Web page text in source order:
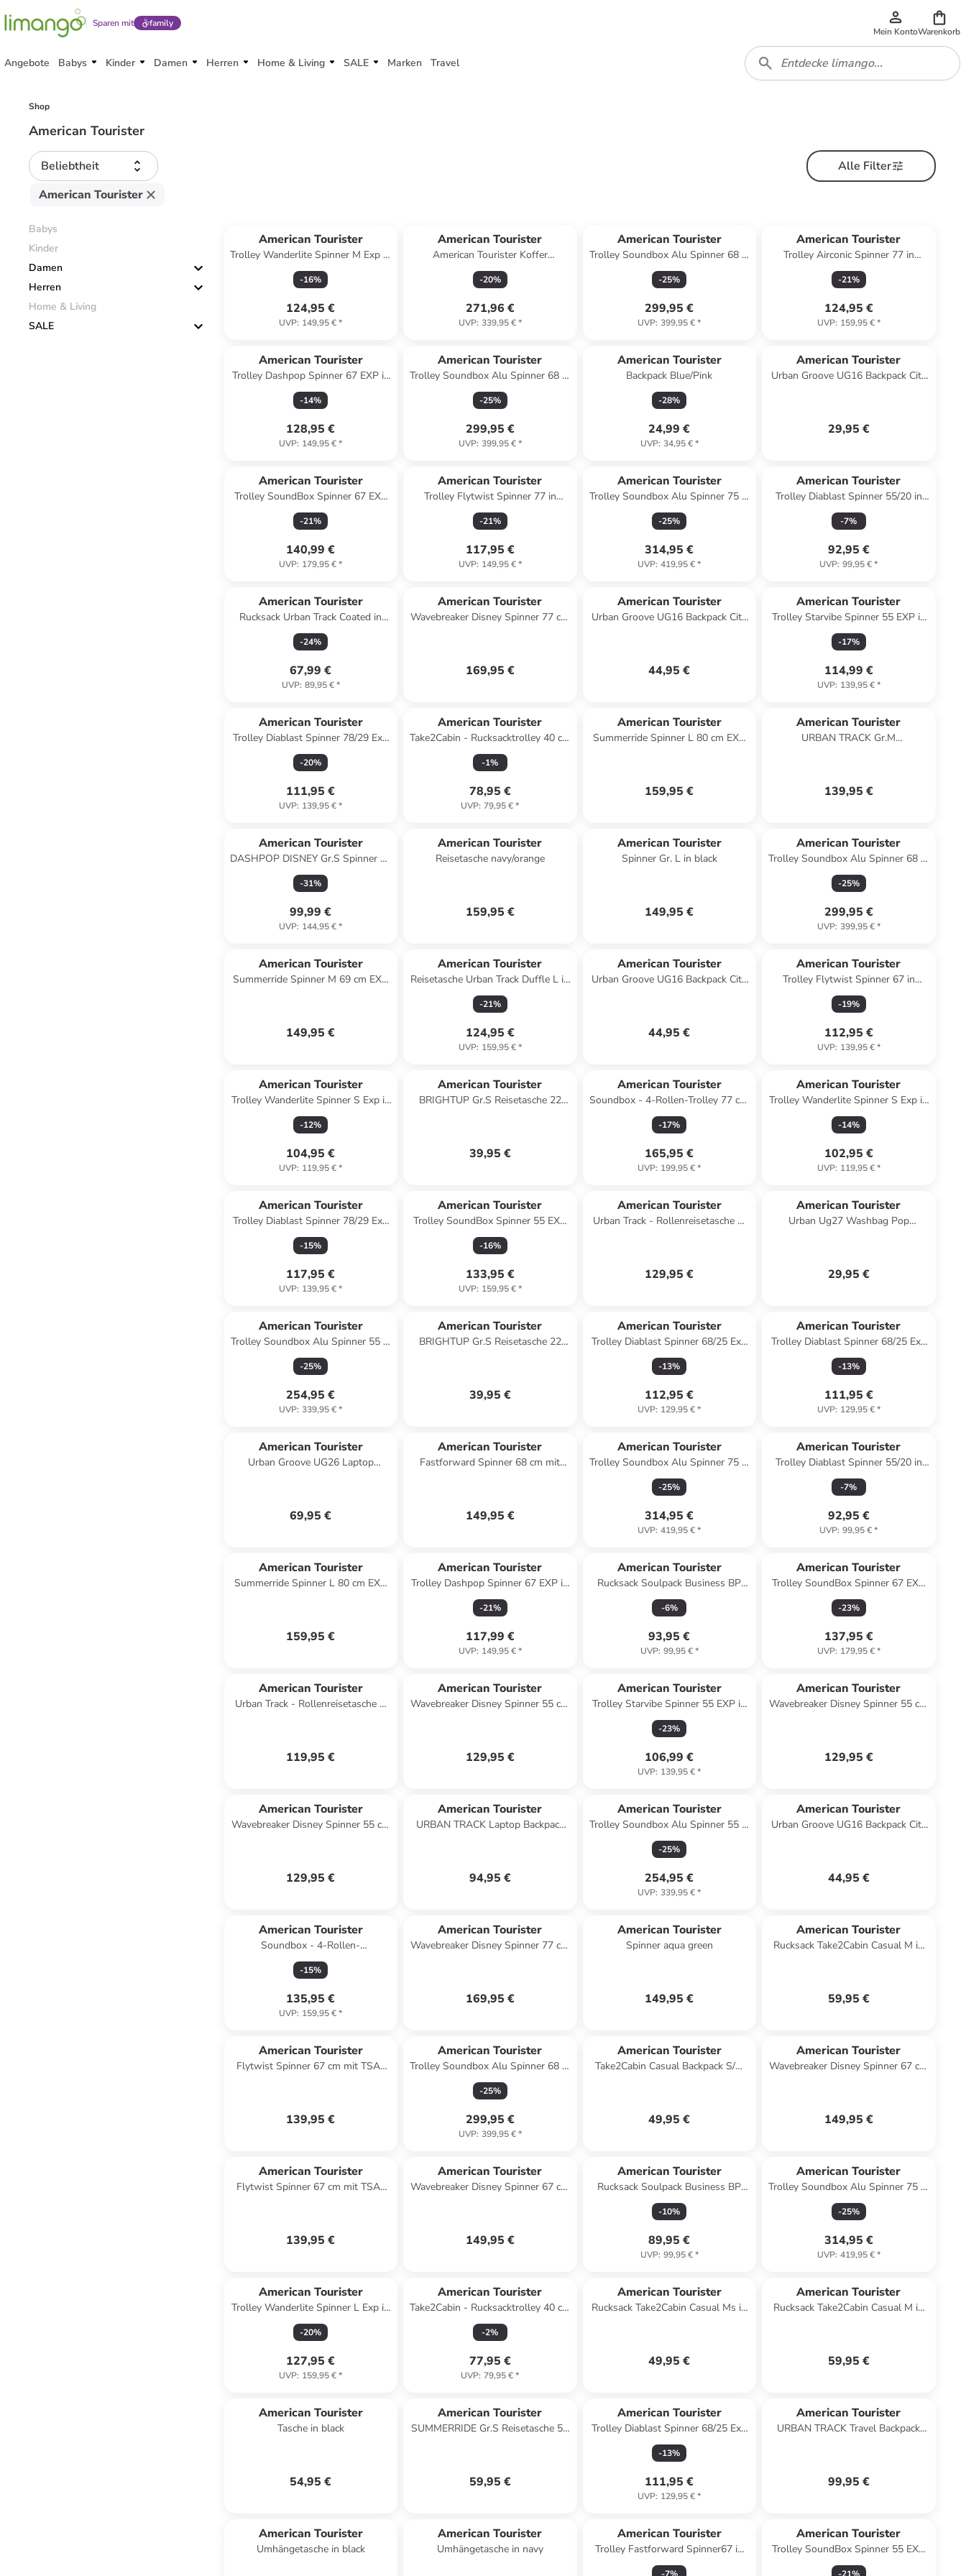
Sparen mit family
Mein KontoWarenkorb
Angebote Babys Kinder Damen Herren Home & Living SALE Marken Travel
Shop
American Tourister
Beliebtheit
Alle Filter
American Tourister
Babys
Kinder
Damen
Herren
Home & Living
SALE
American Tourister
Trolley Wanderlite Spinner M Exp in
Dark Navy
-16%
124,95 €
UVP: 149,95 €*
American Tourister
American Tourister Koffer
SOUNDBOX ALU SPINNER 55/20
TSA BRONZE
-20%
271,96 €
UVP: 339,95 €*
American Tourister
Trolley Soundbox Alu Spinner 68 in
Dusty Turquoise
-25%
299,95 €
UVP: 399,95 €*
American Tourister
Trolley Airconic Spinner 77 in
Galactic Mauve
-21%
124,95 €
UVP: 159,95 €*
American Tourister
Trolley Dashpop Spinner 67 EXP in
True Black
-14%
128,95 €
UVP: 149,95 €*
American Tourister
Trolley Soundbox Alu Spinner 68 in
Stormy Lilac
-25%
299,95 €
UVP: 399,95 €*
American Tourister
Backpack Blue/Pink
-28%
24,99 €
UVP: 34,95 €*
American Tourister
Urban Groove UG16 Backpack City
29,95 €
American Tourister
Trolley SoundBox Spinner 67 EXP
in Midnight Navy
-21%
140,99 €
UVP: 179,95 €*
American Tourister
Trolley Flytwist Spinner 77 in
Storm Blue
-21%
117,95 €
UVP: 149,95 €*
American Tourister
Trolley Soundbox Alu Spinner 75 in
Dusty Turquoise
-25%
314,95 €
UVP: 419,95 €*
American Tourister
Trolley Diablast Spinner 55/20 in
Purple Pulse
-7%
92,95 €
UVP: 99,95 €*
American Tourister
Rucksack Urban Track Coated in
Navy/Orange
-24%
67,99 €
UVP: 89,95 €*
American Tourister
Wavebreaker Disney Spinner 77 cm
169,95 €
American Tourister
Urban Groove UG16 Backpack City
44,95 €
American Tourister
Trolley Starvibe Spinner 55 EXP in
Sun Kissed Coral
-17%
114,99 €
UVP: 139,95 €*
American Tourister
Trolley Diablast Spinner 78/29 Exp
in Black Code
-20%
111,95 €
UVP: 139,95 €*
American Tourister
Take2Cabin - Rucksacktrolley 40 cm
(blau) in dark forest
-1%
78,95 €
UVP: 79,95 €*
American Tourister
Summerride Spinner L 80 cm EXP
159,95 €
American Tourister
URBAN TRACK Gr.M
139,95 €
American Tourister
DASHPOP DISNEY Gr.S Spinner 41
Liter Mickey Pop Letter
-31%
99,99 €
UVP: 144,95 €*
American Tourister
Reisetasche navy/orange
159,95 €
American Tourister
Spinner Gr. L in black
149,95 €
American Tourister
Trolley Soundbox Alu Spinner 68 in
Silver
-25%
299,95 €
UVP: 399,95 €*
American Tourister
Summerride Spinner M 69 cm EXP
149,95 €
American Tourister
Reisetasche Urban Track Duffle L in
Navy/Orange
-21%
124,95 €
UVP: 159,95 €*
American Tourister
Urban Groove UG16 Backpack City
44,95 €
American Tourister
Trolley Flytwist Spinner 67 in
Sandstone
-19%
112,95 €
UVP: 139,95 €*
American Tourister
Trolley Wanderlite Spinner S Exp in
Dark Navy
-12%
104,95 €
UVP: 119,95 €*
American Tourister
BRIGHTUP Gr.S Reisetasche 22
39,95 €
American Tourister
Soundbox - 4-Rollen-Trolley 77 cm
erw. (gelb) in sun kissed coral
-17%
165,95 €
UVP: 199,95 €*
American Tourister
Trolley Wanderlite Spinner S Exp in
Dark Khaki
-14%
102,95 €
UVP: 119,95 €*
American Tourister
Trolley Diablast Spinner 78/29 Exp
in Purple Pulse
-15%
117,95 €
UVP: 139,95 €*
American Tourister
Trolley SoundBox Spinner 55 EXP
in Stone Blue
-16%
133,95 €
UVP: 159,95 €*
American Tourister
Urban Track - Rollenreisetasche M
129,95 €
American Tourister
Urban Ug27 Washbag Pop
29,95 €
American Tourister
Trolley Soundbox Alu Spinner 55 in
Dusty Turquoise
-25%
254,95 €
UVP: 339,95 €*
American Tourister
BRIGHTUP Gr.S Reisetasche 22
39,95 €
American Tourister
Trolley Diablast Spinner 68/25 Exp
in Cyber Aqua
-13%
112,95 €
UVP: 129,95 €*
American Tourister
Trolley Diablast Spinner 68/25 Exp
in Purple Pulse
-13%
111,95 €
UVP: 129,95 €*
American Tourister
Urban Groove UG26 Laptop
69,95 €
American Tourister
Fastforward Spinner 68 cm mit
149,95 €
American Tourister
Trolley Soundbox Alu Spinner 75 in
Bronze
-25%
314,95 €
UVP: 419,95 €*
American Tourister
Trolley Diablast Spinner 55/20 in
Digital Yellow
-7%
92,95 €
UVP: 99,95 €*
American Tourister
Summerride Spinner L 80 cm EXP
159,95 €
American Tourister
Trolley Dashpop Spinner 67 EXP in
Golden Yellow
-21%
117,99 €
UVP: 149,95 €*
American Tourister
Rucksack Soulpack Business BP
Tote 15.0 in Beige
-6%
93,95 €
UVP: 99,95 €*
American Tourister
Trolley SoundBox Spinner 67 EXP
in Stone Blue
-23%
137,95 €
UVP: 179,95 €*
American Tourister
Urban Track - Rollenreisetasche S
119,95 €
American Tourister
Wavebreaker Disney Spinner 55 cm
129,95 €
American Tourister
Trolley Starvibe Spinner 55 EXP in
Tranquil Blue
-23%
106,99 €
UVP: 139,95 €*
American Tourister
Wavebreaker Disney Spinner 55 cm
129,95 €
American Tourister
Wavebreaker Disney Spinner 55 cm
129,95 €
American Tourister
URBAN TRACK Laptop Backpack
94,95 €
American Tourister
Trolley Soundbox Alu Spinner 55 in
Stormy Lilac
-25%
254,95 €
UVP: 339,95 €*
American Tourister
Urban Groove UG16 Backpack City
44,95 €
American Tourister
Soundbox - 4-Rollen-
Kabinentrolley 55 cm erw. (gelb) in
sun kissed coral
-15%
135,95 €
UVP: 159,95 €*
American Tourister
Wavebreaker Disney Spinner 77 cm
169,95 €
American Tourister
Spinner aqua green
149,95 €
American Tourister
Rucksack Take2Cabin Casual M in
59,95 €
American Tourister
Flytwist Spinner 67 cm mit TSA-
139,95 €
American Tourister
Trolley Soundbox Alu Spinner 68 in
Bronze
-25%
299,95 €
UVP: 399,95 €*
American Tourister
Take2Cabin Casual Backpack S/M
49,95 €
American Tourister
Wavebreaker Disney Spinner 67 cm
149,95 €
American Tourister
Flytwist Spinner 67 cm mit TSA-
139,95 €
American Tourister
Wavebreaker Disney Spinner 67 cm
149,95 €
American Tourister
Rucksack Soulpack Business BP
Tote 15.0 in Black
-10%
89,95 €
UVP: 99,95 €*
American Tourister
Trolley Soundbox Alu Spinner 75 in
Stormy Lilac
-25%
314,95 €
UVP: 419,95 €*
American Tourister
Trolley Wanderlite Spinner L Exp in
Shadow Black
-20%
127,95 €
UVP: 159,95 €*
American Tourister
Take2Cabin - Rucksacktrolley 40 cm
(blau) in harbor blue
-2%
77,95 €
UVP: 79,95 €*
American Tourister
Rucksack Take2Cabin Casual Ms in
49,95 €
American Tourister
Rucksack Take2Cabin Casual M in
59,95 €
American Tourister
Tasche in black
54,95 €
American Tourister
SUMMERRIDE Gr.S Reisetasche 53
59,95 €
American Tourister
Trolley Diablast Spinner 68/25 Exp
in Digital Yellow
-13%
111,95 €
UVP: 129,95 €*
American Tourister
URBAN TRACK Travel Backpack
99,95 €
American Tourister
Umhängetasche in black
American Tourister
Umhängetasche in navy
American Tourister
Trolley Fastforward Spinner67 in
Steel Blue
American Tourister
Trolley SoundBox Spinner 55 EXP
in Lavender